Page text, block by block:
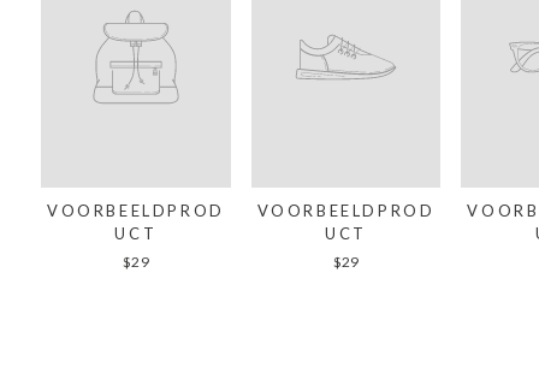
VOORBEELDPROD
UCT
$29
VOORBEELDPROD
UCT
$29